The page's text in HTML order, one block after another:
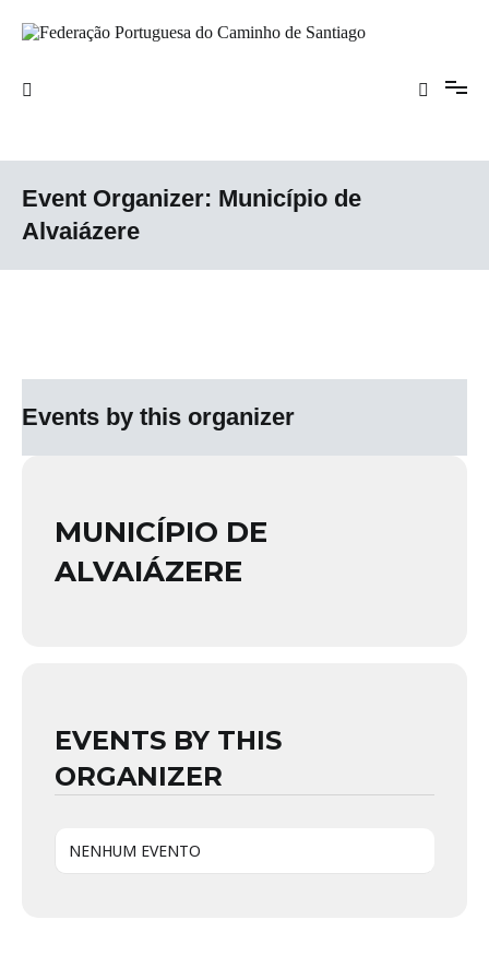
para
Santiago
Event Organizer: Município de
Alvaiázere
Events by this organizer
MUNICÍPIO DE
ALVAIÁZERE
EVENTS BY THIS
ORGANIZER
NENHUM EVENTO